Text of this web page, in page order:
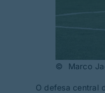
© Marco
O defesa central